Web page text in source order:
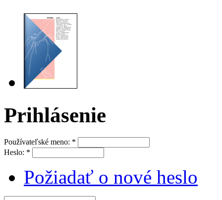
Prihlásenie
Používateľské meno: *
Heslo: *
Požiadať o nové heslo